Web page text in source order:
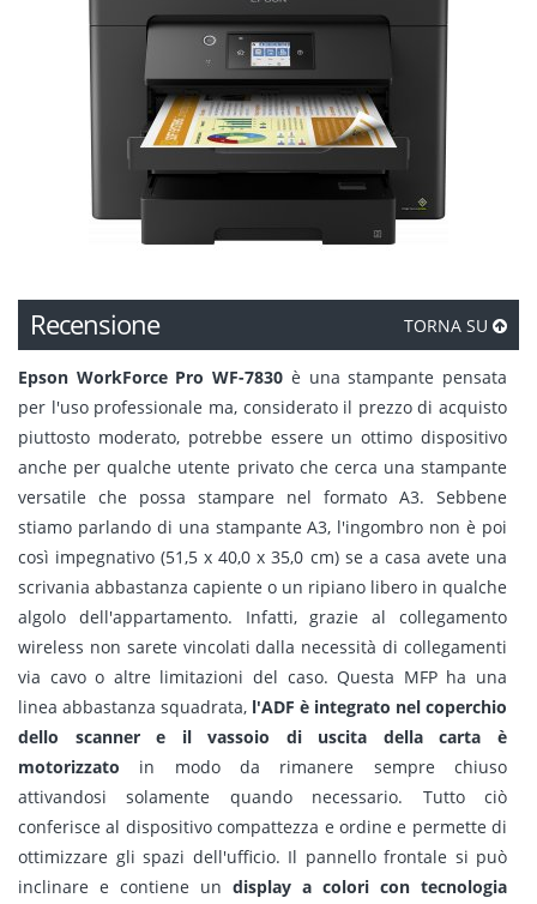
Recensione TORNA SU
Epson WorkForce Pro WF-7830 è una stampante pensata
per l'uso professionale ma, considerato il prezzo di acquisto
piuttosto moderato, potrebbe essere un ottimo dispositivo
anche per qualche utente privato che cerca una stampante
versatile che possa stampare nel formato A3. Sebbene
stiamo parlando di una stampante A3, l'ingombro non è poi
così impegnativo (51,5‎ x 40,0 x 35,0 cm) se a casa avete una
scrivania abbastanza capiente o un ripiano libero in qualche
algolo dell'appartamento. Infatti, grazie al collegamento
wireless non sarete vincolati dalla necessità di collegamenti
via cavo o altre limitazioni del caso. Questa MFP ha una
linea abbastanza squadrata, l'ADF è integrato nel coperchio
dello scanner e il vassoio di uscita della carta è
motorizzato in modo da rimanere sempre chiuso
attivandosi solamente quando necessario. Tutto ciò
conferisce al dispositivo compattezza e ordine e permette di
ottimizzare gli spazi dell'ufficio. Il pannello frontale si può
inclinare e contiene un display a colori con tecnologia